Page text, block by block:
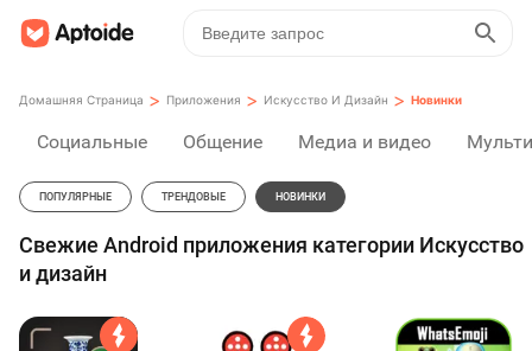
Домашняя Страница > Приложения > Искусство И Дизайн > Новинки
Социальные Общение Медиа и видео
ПОПУЛЯРНЫЕ ТРЕНДОВЫЕ НОВИНКИ
Свежие Android приложения категории Искусство
и дизайн